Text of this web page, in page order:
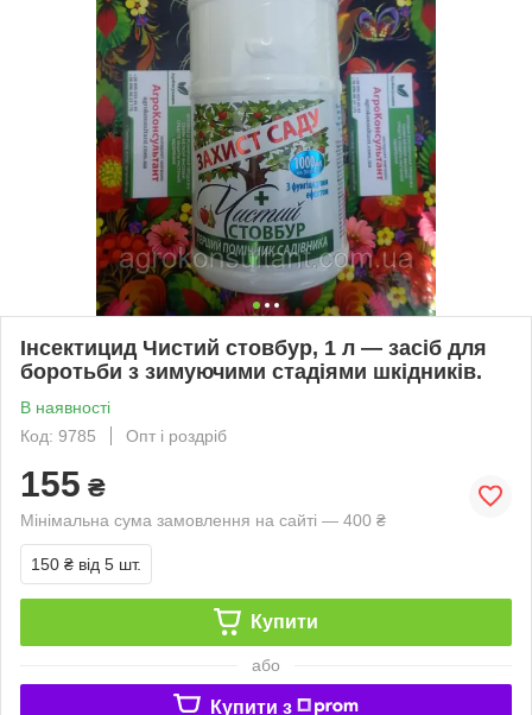
Інсектицид Чистий стовбур, 1 л — засіб для
боротьби з зимуючими стадіями шкідників.
В наявності
Код: 9785
Опт і роздріб
155 ₴
Мінімальна сума замовлення на сайті — 400 ₴
150 ₴ від 5 шт.
Купити
або
Купити з